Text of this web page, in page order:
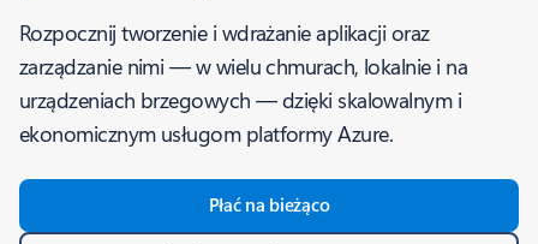
Rozpocznij tworzenie i wdrażanie aplikacji oraz
zarządzanie nimi — w wielu chmurach, lokalnie i na
urządzeniach brzegowych — dzięki skalowalnym i
ekonomicznym usługom platformy Azure.
Płać na bieżąco